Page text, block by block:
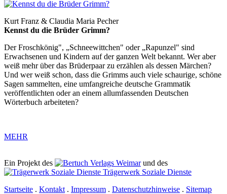
Kurt Franz & Claudia Maria Pecher
Kennst du die Brüder Grimm?
Der Froschkönig", „Schneewittchen" oder „Rapunzel" sind
Erwachsenen und Kindern auf der ganzen Welt bekannt. Wer aber
weiß mehr über das Brüderpaar zu erzählen als dessen Märchen?
Und wer weiß schon, dass die Grimms auch viele schaurige, schöne
Sagen sammelten, eine umfangreiche deutsche Grammatik
veröffentlichten oder an einem allumfassenden Deutschen
Wörterbuch arbeiteten?
MEHR
Ein Projekt des Verlags Weimarund des
Trägerwerk Soziale Dienste
Startseite . Kontakt . Impressum . Datenschutzhinweise . Sitemap